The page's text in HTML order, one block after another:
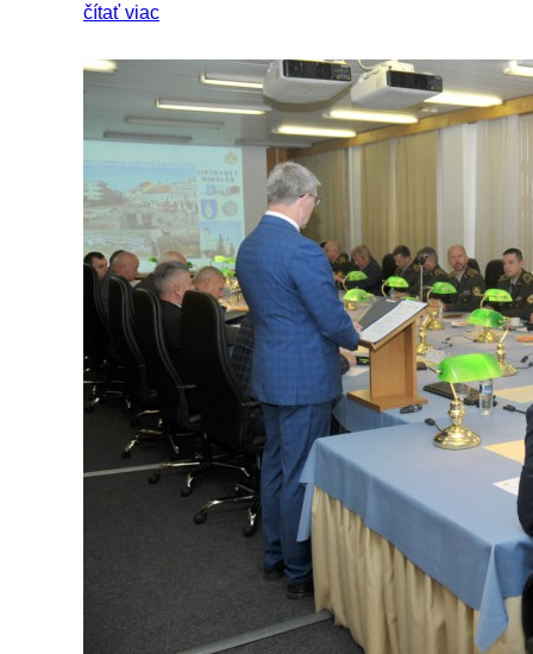
čítať viac